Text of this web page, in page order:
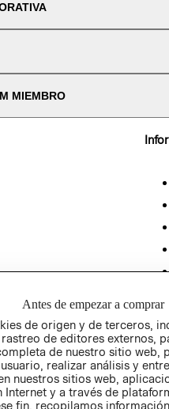
MIEMBRO
Antes de empezar a comprar
de origen y de terceros,
de editores externos,
de nuestro sitio web,
realizar análisis y
nuestros sitios web,
Internet y a través de
fin, recopilamos